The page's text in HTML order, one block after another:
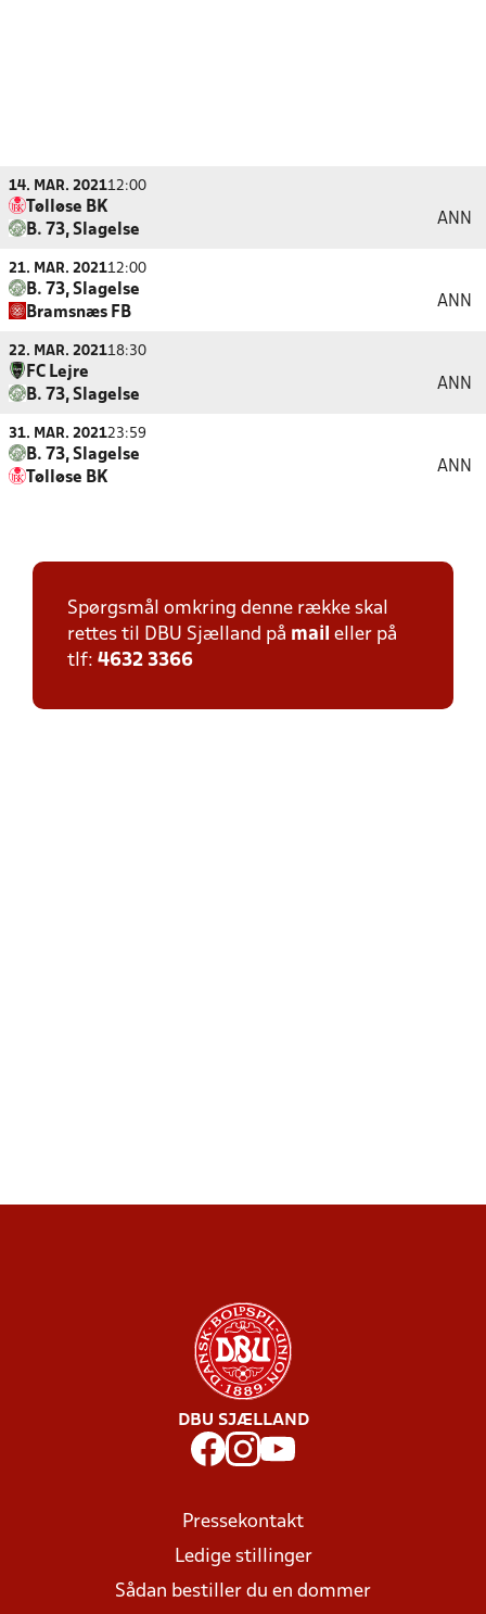
14. MAR. 202112:00
Tølløse BK
B. 73, Slagelse
ANN
21. MAR. 202112:00
B. 73, Slagelse
Bramsnæs FB
ANN
22. MAR. 202118:30
FC Lejre
B. 73, Slagelse
ANN
31. MAR. 202123:59
B. 73, Slagelse
Tølløse BK
ANN
Spørgsmål omkring denne række skal
rettes til DBU Sjælland på mail eller på
tlf: 4632 3366
DBU SJÆLLAND
Pressekontakt
Ledige stillinger
Sådan bestiller du en dommer